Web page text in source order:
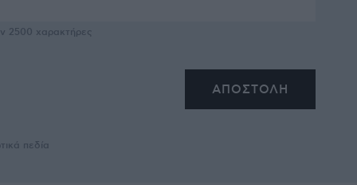
2500 χαρακτήρες
πεδία